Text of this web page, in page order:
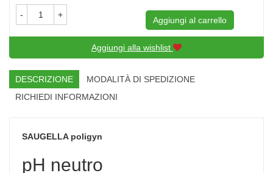
- +
Aggiungi al carrello
Aggiungi alla wishlist
DESCRIZIONE
MODALITÀ DI SPEDIZIONE
RICHIEDI INFORMAZIONI
SAUGELLA poligyn
pH neutro